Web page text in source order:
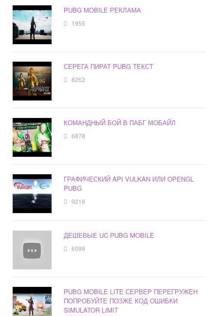
PUBG MOBILE РЕКЛАМА
1955
СЕРЕГА ПИРАТ PUBG ТЕКСТ
8262
КОМАНДНЫЙ БОЙ В ПАБГ МОБАЙЛ
6878
ГРАФИЧЕСКИЙ API VULKAN ИЛИ OPENGL
PUBG
9216
ДЕШЕВЫЕ UC PUBG MOBILE
6099
PUBG MOBILE LITE СЕРВЕР ПЕРЕГРУЖЕН
ПОПРОБУЙТЕ ПОЗЖЕ КОД ОШИБКИ
SIMULATOR LIMIT